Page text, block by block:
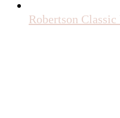
Robertson